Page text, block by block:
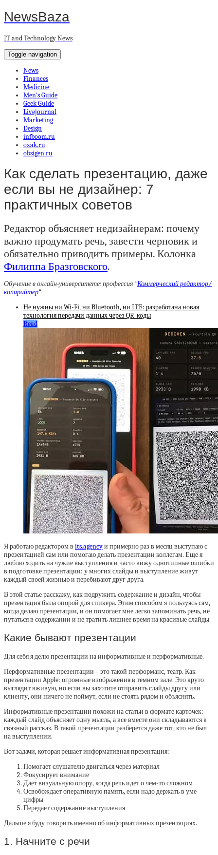
NewsBaza
IT and Technology News
Toggle navigation
News
Finances
Medicine
Men’s Guide
Geek Guide
Livejournal
Marketing
Design
infboom.ru
oxak.ru
obsigen.ru
Как сделать презентацию, даже
если вы не дизайнер: 7
практичных советов
Редактор объясняет недизайнерам: почему
важно продумать речь, завести черновик и
обязательно приводить примеры. Колонка
Филиппа Бразговского.
Обучение в онлайн-университете: профессия “Коммерческий редактор/
копирайтер“
Не нужны ни Wi-Fi, ни Bluetooth, ни LTE: разработана новая
технология передачи данных через QR-коды
Read
Я работаю редактором в its.agencyи примерно раз в месяц выступаю с
презентацией сам или помогаю делать презентации коллегам. Еще я
люблю ходить на чужие выступления и часто вижу однотипные ошибки
в подготовке презентации: у многих слайды и выступление живут
каждый своей жизнью и перебивают друг друга.
В этой статье расскажу, как подружить содержание и дизайн, чтобы
презентация была опорой для спикера. Этим способом я пользуясь сам,
когда делаю презентации, и он помогает мне легко запоминать речь, не
путаться в содержании и не тратить лишнее время на красивые слайды.
Какие бывают презентации
Для себя я делю презентации на информативные и перформативные.
Перформативные презентации – это такой перформанс, театр. Как
презентации Apple: огромные изображения в темном зале. Это круто
выглядит вживую, но если вы захотите отправить слайды другу или
клиенту, они ничего не поймут, если не стоять рядом и объяснять.
Информативные презентации похожи на статьи в формате карточек:
каждый слайд объясняет одну мысль, а все вместе они складываются в
связный рассказ. В такой презентации разберется даже тот, кто не был
на выступлении.
Вот задачи, которая решает информативная презентация:
Помогает слушателю двигаться через материал
Фокусирует внимание
Дает визуальную опору, когда речь идет о чем-то сложном
Освобождает оперативную память, если надо держать в уме
цифры
Передает содержание выступления
Дальше я буду говорить именно об информативных презентациях.
1. Начните с речи